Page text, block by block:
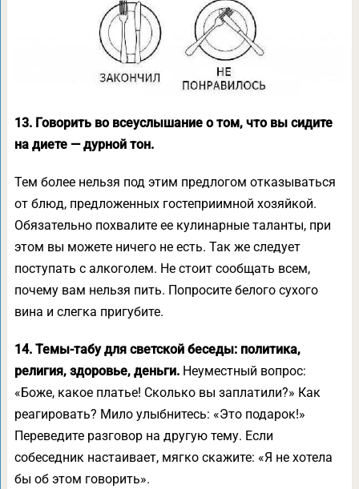
13. Говорить во всеуслышание о том, что вы сидите
на диете — дурной тон.
Тем более нельзя под этим предлогом отказываться
от блюд, предложенных гостеприимной хозяйкой.
Обязательно похвалите ее кулинарные таланты, при
этом вы можете ничего не есть. Так же следует
поступать с алкоголем. Не стоит сообщать всем,
почему вам нельзя пить. Попросите белого сухого
вина и слегка пригубите.
14. Темы-табу для светской беседы: политика,
религия, здоровье, деньги.Неуместный вопрос:
«Боже, какое платье! Сколько вы заплатили?» Как
реагировать? Мило улыбнитесь: «Это подарок!»
Переведите разговор на другую тему. Если
собеседник настаивает, мягко скажите: «Я не хотела
бы об этом говорить».